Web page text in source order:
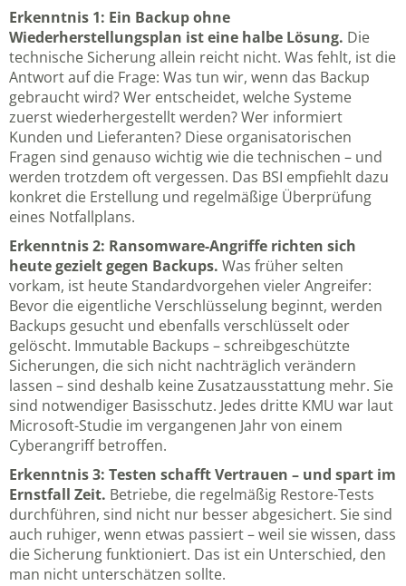
Erkenntnis 1: Ein Backup ohne
Wiederherstellungsplan ist eine halbe Lösung. Die
technische Sicherung allein reicht nicht. Was fehlt, ist die
Antwort auf die Frage: Was tun wir, wenn das Backup
gebraucht wird? Wer entscheidet, welche Systeme
zuerst wiederhergestellt werden? Wer informiert
Kunden und Lieferanten? Diese organisatorischen
Fragen sind genauso wichtig wie die technischen – und
werden trotzdem oft vergessen. Das BSI empfiehlt dazu
konkret die Erstellung und regelmäßige Überprüfung
eines Notfallplans.
Erkenntnis 2: Ransomware-Angriffe richten sich
heute gezielt gegen Backups. Was früher selten
vorkam, ist heute Standardvorgehen vieler Angreifer:
Bevor die eigentliche Verschlüsselung beginnt, werden
Backups gesucht und ebenfalls verschlüsselt oder
gelöscht. Immutable Backups – schreibgeschützte
Sicherungen, die sich nicht nachträglich verändern
lassen – sind deshalb keine Zusatzausstattung mehr. Sie
sind notwendiger Basisschutz. Jedes dritte KMU war laut
Microsoft-Studie im vergangenen Jahr von einem
Cyberangriff betroffen.
Erkenntnis 3: Testen schafft Vertrauen – und spart im
Ernstfall Zeit. Betriebe, die regelmäßig Restore-Tests
durchführen, sind nicht nur besser abgesichert. Sie sind
auch ruhiger, wenn etwas passiert – weil sie wissen, dass
die Sicherung funktioniert. Das ist ein Unterschied, den
man nicht unterschätzen sollte.